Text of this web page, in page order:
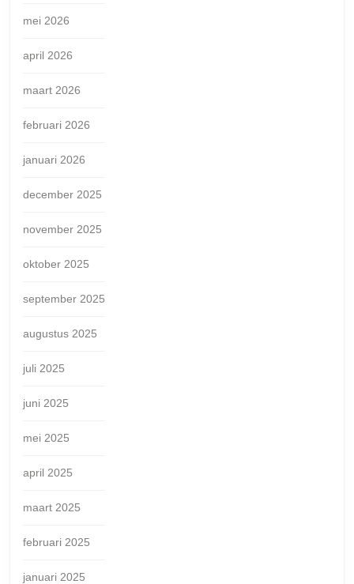
mei 2026
april 2026
maart 2026
februari 2026
januari 2026
december 2025
november 2025
oktober 2025
september 2025
augustus 2025
juli 2025
juni 2025
mei 2025
april 2025
maart 2025
februari 2025
januari 2025